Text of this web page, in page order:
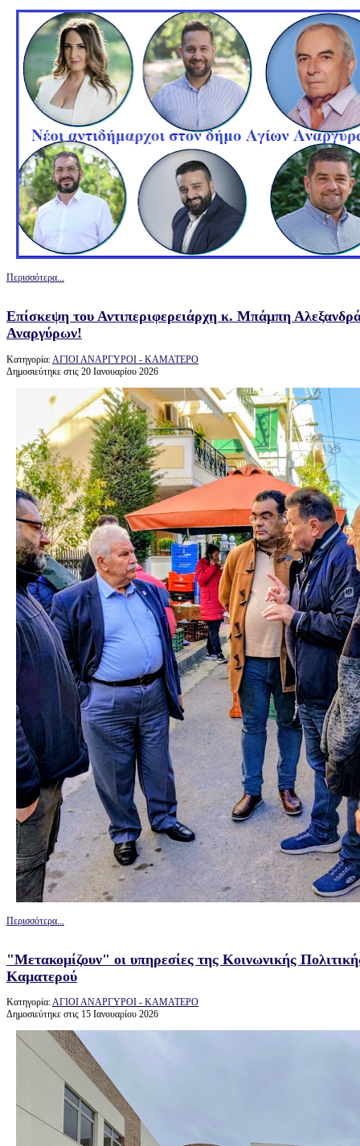
Περισσότερα...
Επίσκεψη του Αντιπεριφερειάρχη κ. Μπάμπη
Αναργύρων!
Κατηγορία: ΑΓΙΟΙ ΑΝΑΡΓΥΡΟΙ - ΚΑΜΑΤΕΡΟ
Δημοσιεύτηκε στις 20 Ιανουαρίου 2026
Περισσότερα...
"Μετακομίζουν" οι υπηρεσίες της Κοινωνικής
Καματερού
Κατηγορία:ΑΓΙΟΙ ΑΝΑΡΓΥΡΟΙ - ΚΑΜΑΤΕΡΟ
Δημοσιεύτηκε στις 15 Ιανουαρίου 2026